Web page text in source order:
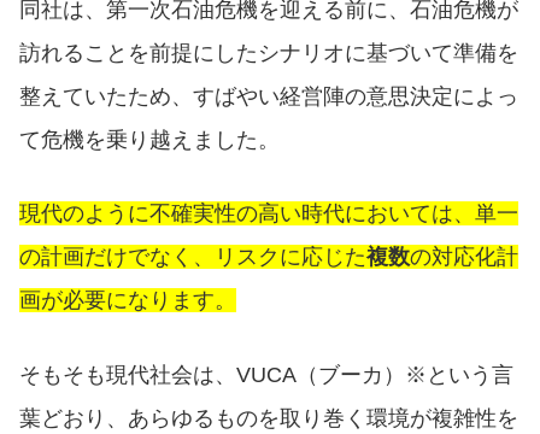
同社は、第一次石油危機を迎える前に、石油危機が
訪れることを前提にしたシナリオに基づいて準備を
整えていたため、すばやい経営陣の意思決定によっ
て危機を乗り越えました。
現代のように不確実性の高い時代においては、単一
の計画だけでなく、リスクに応じた複数の対応化計
画が必要になります。
そもそも現代社会は、VUCA（ブーカ）※という言
葉どおり、あらゆるものを取り巻く環境が複雑性を